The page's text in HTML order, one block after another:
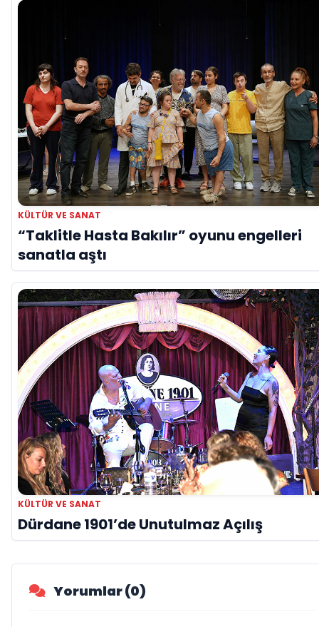
KÜLTÜR VE SANAT
“Taklitle Hasta Bakılır” oyunu engelleri
sanatla aştı
KÜLTÜR VE SANAT
Dürdane 1901’de Unutulmaz Açılış
Yorumlar (0)